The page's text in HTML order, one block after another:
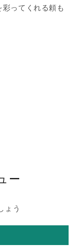
ってくれる頼も
ー
ょう